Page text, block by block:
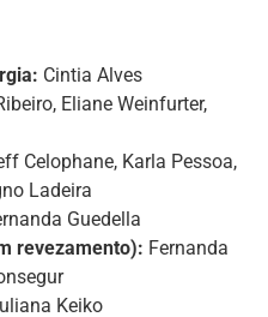
Cintia Alves
Eliane Weinfurter,
Celophane, Karla Pessoa,
Ladeira
Guedella
revezamento): Fernanda
Keiko